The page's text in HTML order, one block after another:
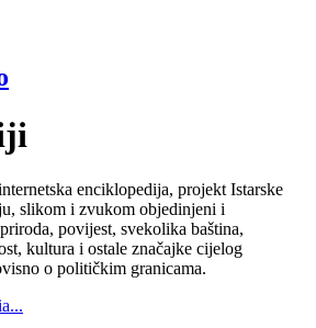
enciklopedija, projekt Istarske
slikom i zvukom objedinjeni i
povijest, svekolika baština,
kultura i ostale značajke cijelog
o političkim granicama.